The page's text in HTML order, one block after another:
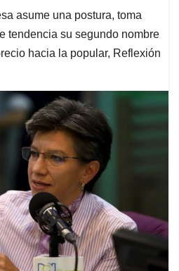
asume una postura, toma
tendencia su segundo nombre
hacia la popular, Reflexión